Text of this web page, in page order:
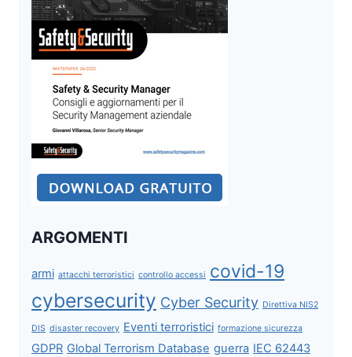
ARGOMENTI
armi attacchi terroristici controllo accessi covid-19
cybersecurity Cyber Security Direttiva NIS2
DIS disaster recovery Eventi terroristici formazione sicurezza
GDPR Global Terrorism Database guerra IEC 62443